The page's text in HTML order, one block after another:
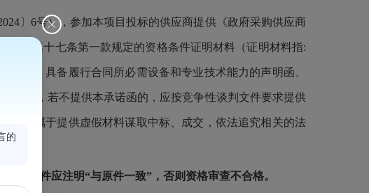
〕6号），参加本项目投标的供应商提供《政府采购供应商
例》第十七条第一款规定的资格条件证明材料（证明材料指:
件、具备履行合同所必需设备和专业技术能力的声明函、
诺函，若不提供本承诺函的，应按竞争性谈判文件要求提供
的，属于提供虚假材料谋取中标、成交，依法追究相关的法
复印件应注明“与原件一致”，否则资格审查不合格。
的